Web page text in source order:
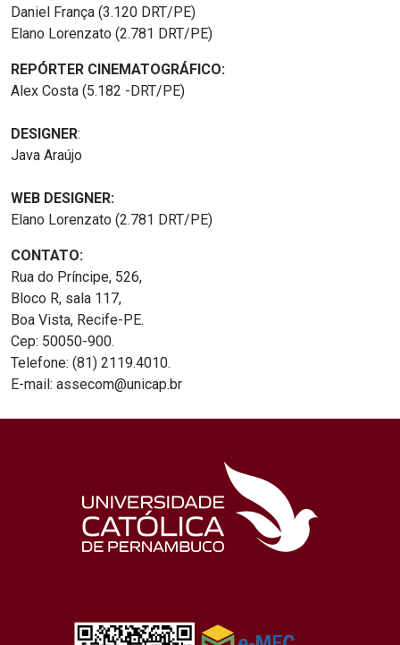
Daniel França (3.120 DRT/PE)
Elano Lorenzato (2.781 DRT/PE)
REPÓRTER CINEMATOGRÁFICO:
Alex Costa (5.182 -DRT/PE)
DESIGNER:
Java Araújo
WEB DESIGNER:
Elano Lorenzato (2.781 DRT/PE)
CONTATO:
Rua do Príncipe, 526,
Bloco R, sala 117,
Boa Vista, Recife-PE.
Cep: 50050-900.
Telefone: (81) 2119.4010.
E-mail: assecom@unicap.br